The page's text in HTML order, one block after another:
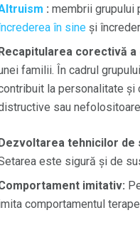
: membrii grupului
în sine și
Recapitularea corectivă
familii. În cadrul
la personalitate și
sau
Dezvoltarea tehnicilor de
este sigură și de
imitativ:
comportamentul